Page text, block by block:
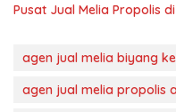
Pusat Jual Melia Propolis
agen jual melia biyang
agen jual melia propolis